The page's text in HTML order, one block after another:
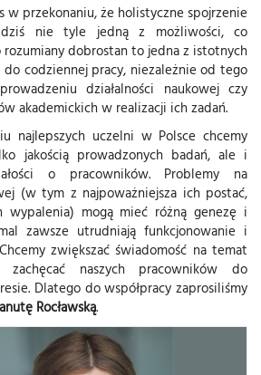
w przekonaniu, że holistyczne spojrzenie
nie tyle jedną z możliwości, co
rozumiany dobrostan to jedna z istotnych
do codziennej pracy, niezależnie od tego
działalności naukowej czy
akademickich w realizacji ich zadań.
najlepszych uczelni w Polsce chcemy
jakością prowadzonych badań, ale i
o pracowników. Problemy na
(w tym z najpoważniejsza ich postać,
wypalenia) mogą mieć różną genezę i
zawsze utrudniają funkcjonowanie i
zwiększać świadomość na temat
naszych pracowników do
Dlatego do współpracy zaprosiliśmy
Rocławską.